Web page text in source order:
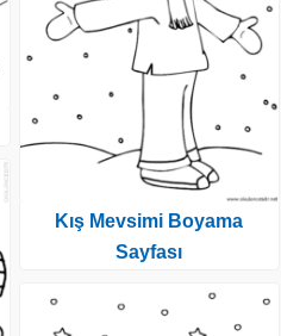
Kış Mevsimi Boyama
Sayfası